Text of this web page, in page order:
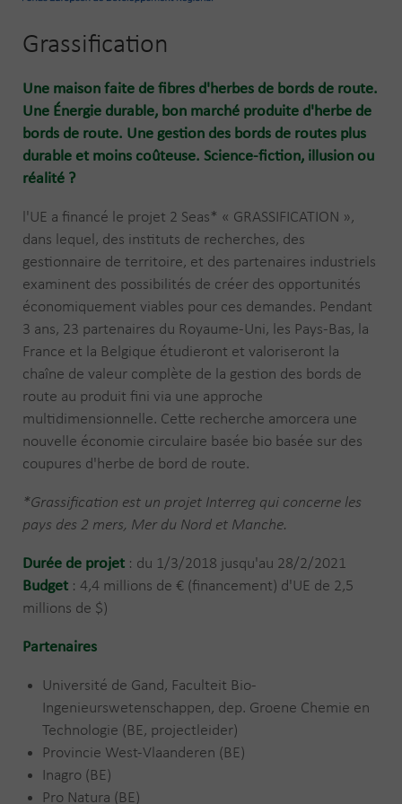
Grassification
Une maison faite de fibres d'herbes de bords de route.
Une Énergie durable, bon marché produite d'herbe de
bords de route. Une gestion des bords de routes plus
durable et moins coûteuse. Science-fiction, illusion ou
réalité ?
l'UE a financé le projet 2 Seas* « GRASSIFICATION »,
dans lequel, des instituts de recherches, des
gestionnaire de territoire, et des partenaires industriels
examinent des possibilités de créer des opportunités
économiquement viables pour ces demandes. Pendant
3 ans, 23 partenaires du Royaume-Uni, les Pays-Bas, la
France et la Belgique étudieront et valoriseront la
chaîne de valeur complète de la gestion des bords de
route au produit fini via une approche
multidimensionnelle. Cette recherche amorcera une
nouvelle économie circulaire basée bio basée sur des
coupures d'herbe de bord de route.
*Grassification est un projet Interreg qui concerne les
pays des 2 mers, Mer du Nord et Manche.
Durée de projet : du 1/3/2018 jusqu'au 28/2/2021
Budget : 4,4 millions de € (financement) d'UE de 2,5
millions de $)
Partenaires
Université de Gand, Faculteit Bio-
Ingenieurswetenschappen, dep. Groene Chemie en
Technologie (BE, projectleider)
Provincie West-Vlaanderen (BE)
Inagro (BE)
Pro Natura (BE)